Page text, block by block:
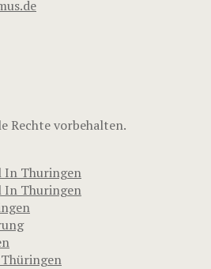
Rechte vorbehalten.
In Thuringen
In Thuringen